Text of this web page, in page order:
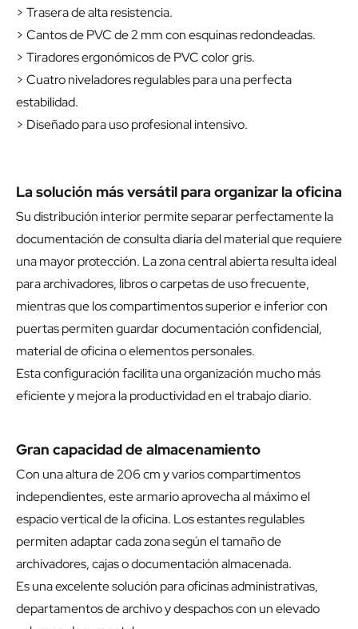
> Trasera de alta resistencia.
> Cantos de PVC de 2 mm con esquinas redondeadas.
> Tiradores ergonómicos de PVC color gris.
> Cuatro niveladores regulables para una perfecta
estabilidad.
> Diseñado para uso profesional intensivo.
La solución más versátil para organizar la oficina
Su distribución interior permite separar perfectamente la
documentación de consulta diaria del material que requiere
una mayor protección. La zona central abierta resulta ideal
para archivadores, libros o carpetas de uso frecuente,
mientras que los compartimentos superior e inferior con
puertas permiten guardar documentación confidencial,
material de oficina o elementos personales.
Esta configuración facilita una organización mucho más
eficiente y mejora la productividad en el trabajo diario.
Gran capacidad de almacenamiento
Con una altura de 206 cm y varios compartimentos
independientes, este armario aprovecha al máximo el
espacio vertical de la oficina. Los estantes regulables
permiten adaptar cada zona según el tamaño de
archivadores, cajas o documentación almacenada.
Es una excelente solución para oficinas administrativas,
departamentos de archivo y despachos con un elevado